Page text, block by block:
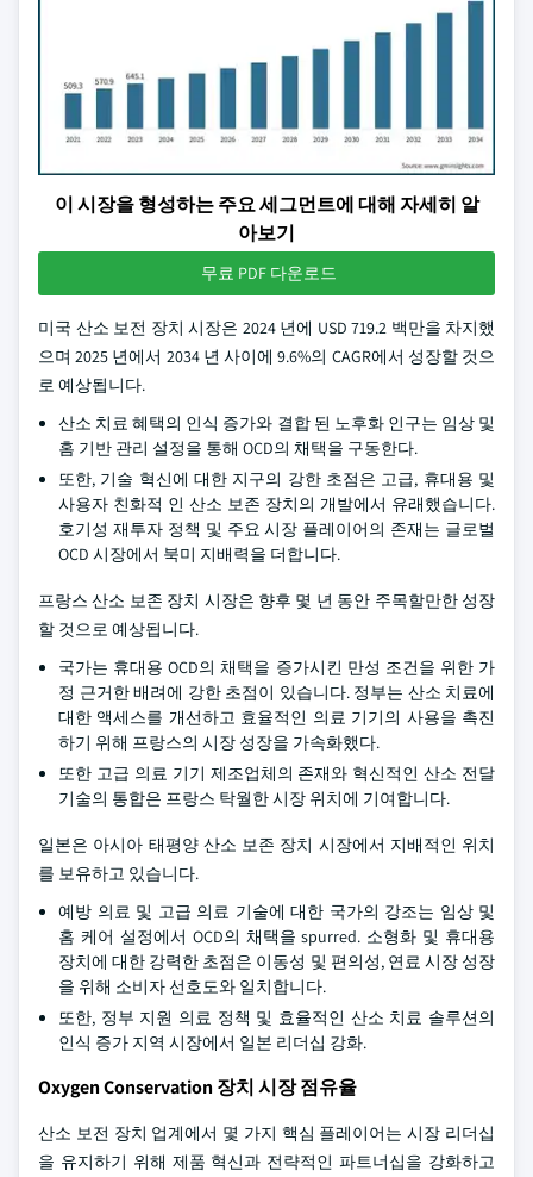
이 시장을 형성하는 주요 세그먼트에 대해 자세히 알
아보기
무료 PDF 다운로드
미국 산소 보전 장치 시장은 2024 년에 USD 719.2 백만을 차지했
으며 2025 년에서 2034 년 사이에 9.6%의 CAGR에서 성장할 것으
로 예상됩니다.
산소 치료 혜택의 인식 증가와 결합 된 노후화 인구는 임상 및
홈 기반 관리 설정을 통해 OCD의 채택을 구동한다.
또한, 기술 혁신에 대한 지구의 강한 초점은 고급, 휴대용 및
사용자 친화적 인 산소 보존 장치의 개발에서 유래했습니다.
호기성 재투자 정책 및 주요 시장 플레이어의 존재는 글로벌
OCD 시장에서 북미 지배력을 더합니다.
프랑스 산소 보존 장치 시장은 향후 몇 년 동안 주목할만한 성장
할 것으로 예상됩니다.
국가는 휴대용 OCD의 채택을 증가시킨 만성 조건을 위한 가
정 근거한 배려에 강한 초점이 있습니다. 정부는 산소 치료에
대한 액세스를 개선하고 효율적인 의료 기기의 사용을 촉진
하기 위해 프랑스의 시장 성장을 가속화했다.
또한 고급 의료 기기 제조업체의 존재와 혁신적인 산소 전달
기술의 통합은 프랑스 탁월한 시장 위치에 기여합니다.
일본은 아시아 태평양 산소 보존 장치 시장에서 지배적인 위치
를 보유하고 있습니다.
예방 의료 및 고급 의료 기술에 대한 국가의 강조는 임상 및
홈 케어 설정에서 OCD의 채택을 spurred. 소형화 및 휴대용
장치에 대한 강력한 초점은 이동성 및 편의성, 연료 시장 성장
을 위해 소비자 선호도와 일치합니다.
또한, 정부 지원 의료 정책 및 효율적인 산소 치료 솔루션의
인식 증가 지역 시장에서 일본 리더십 강화.
Oxygen Conservation 장치 시장 점유율
산소 보전 장치 업계에서 몇 가지 핵심 플레이어는 시장 리더십
을 유지하기 위해 제품 혁신과 전략적인 파트너십을 강화하고